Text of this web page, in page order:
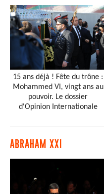
15 ans déjà ! Fête du trône :
Mohammed VI, vingt ans au
pouvoir. Le dossier
d'Opinion Internationale
ABRAHAM XXI